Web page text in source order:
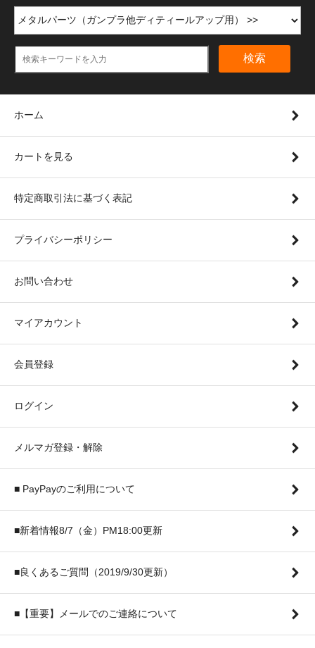
検索
ホーム
カートを見る
特定商取引法に基づく表記
プライバシーポリシー
お問い合わせ
マイアカウント
会員登録
ログイン
メルマガ登録・解除
■ PayPayのご利用について
■新着情報8/7（金）PM18:00更新
■良くあるご質問（2019/9/30更新）
■【重要】メールでのご連絡について